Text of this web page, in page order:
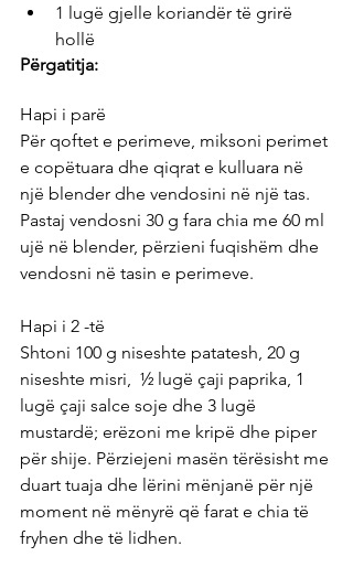
1 lugë gjelle koriandër të grirë
hollë
Përgatitja:
Hapi i parë
Për qoftet e perimeve, miksoni perimet
e copëtuara dhe qiqrat e kulluara në
një blender dhe vendosini në një tas.
Pastaj vendosni 30 g fara chia me 60 ml
ujë në blender, përzieni fuqishëm dhe
vendosni në tasin e perimeve.
Hapi i 2 -të
Shtoni 100 g niseshte patatesh, 20 g
niseshte misri,  ½ lugë çaji paprika, 1
lugë çaji salce soje dhe 3 lugë
mustardë; erëzoni me kripë dhe piper
për shije. Përziejeni masën tërësisht me
duart tuaja dhe lërini mënjanë për një
moment në mënyrë që farat e chia të
fryhen dhe të lidhen.